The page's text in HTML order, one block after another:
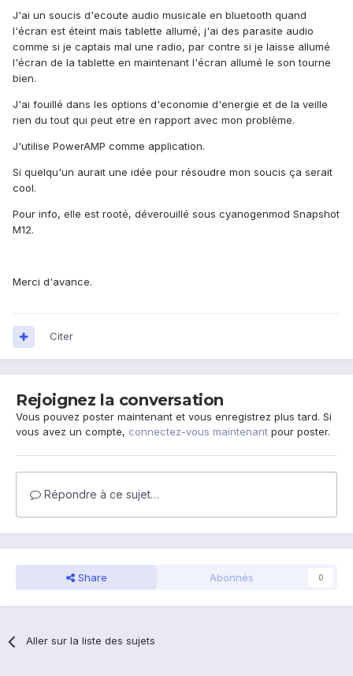
J'ai un soucis d'ecoute audio musicale en bluetooth quand
l'écran est éteint mais tablette allumé, j'ai des parasite audio
comme si je captais mal une radio, par contre si je laisse allumé
l'écran de la tablette en maintenant l'écran allumé le son tourne
bien.
J'ai fouillé dans les options d'economie d'energie et de la veille
rien du tout qui peut etre en rapport avec mon problème.
J'utilise PowerAMP comme application.
Si quelqu'un aurait une idée pour résoudre mon soucis ça serait
cool.
Pour info, elle est rooté, déverouillé sous cyanogenmod Snapshot
M12.
Merci d'avance.
Citer
Rejoignez la conversation
Vous pouvez poster maintenant et vous enregistrez plus tard. Si
vous avez un compte, connectez-vous maintenant pour poster.
Répondre à ce sujet…
Share Abonnés 0
Aller sur la liste des sujets